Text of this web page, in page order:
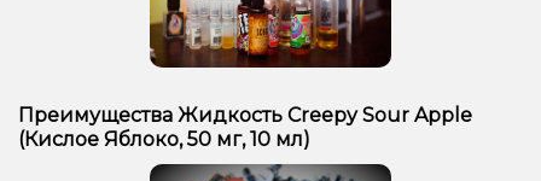
Преимущества Жидкость Creepy Sour Apple
(Кислое Яблоко, 50 мг, 10 мл)